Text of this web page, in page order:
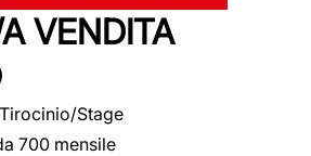
VENDITA
Tirocinio/Stage
700 mensile